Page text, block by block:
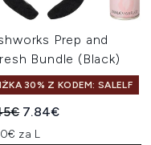
Prep and
Bundle (Black)
30% Z KODEM: SALELF
cena
Aktualna cena:
7.84€
za L